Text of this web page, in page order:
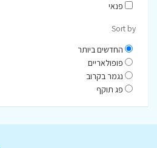
פנאי
Sort by
החדשים ביותר
פופולאריים
נגמר בקרוב
פג תוקף